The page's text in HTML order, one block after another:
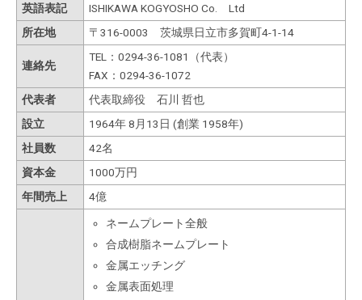
英語表記
ISHIKAWA KOGYOSHO Co. Ltd
所在地
〒316-0003 茨城県日立市多賀町4-1-14
連絡先
TEL：0294-36-1081（代表）
FAX：0294-36-1072
代表者
代表取締役 石川 哲也
設立
1964年 8月13日 (創業 1958年)
社員数
42名
資本金
1000万円
年間売上
4億
ネームプレート全般
合成樹脂ネームプレート
金属エッチング
金属表面処理